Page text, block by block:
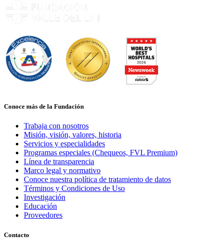
Conoce más de la Fundación
Trabaja con nosotros
Misión, visión, valores, historia
Servicios y especialidades
Programas especiales (Chequeos, FVL Premium)
Línea de transparencia
Marco legal y normativo
Conoce nuestra política de tratamiento de datos
Términos y Condiciones de Uso
Investigación
Educación
Proveedores
Contacto